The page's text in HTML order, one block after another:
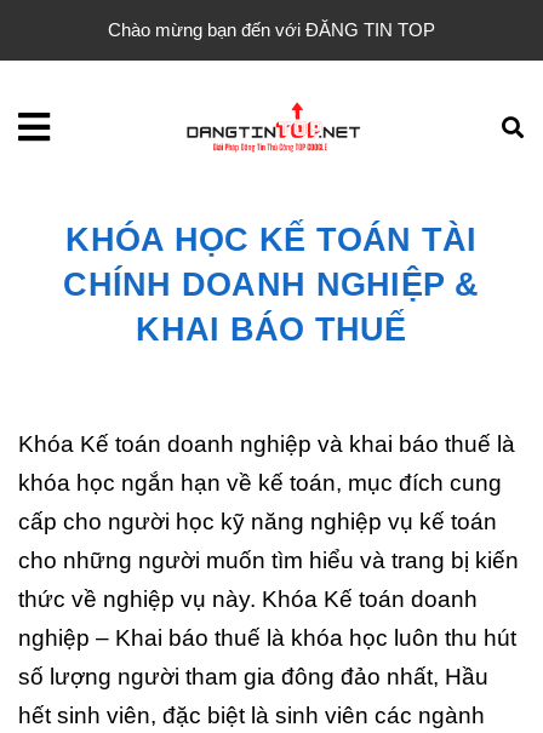
Chào mừng bạn đến với ĐĂNG TIN TOP
KHÓA HỌC KẾ TOÁN TÀI
CHÍNH DOANH NGHIỆP &
KHAI BÁO THUẾ
Khóa Kế toán doanh nghiệp và khai báo thuế là
khóa học ngắn hạn về kế toán, mục đích cung
cấp cho người học kỹ năng nghiệp vụ kế toán
cho những người muốn tìm hiểu và trang bị kiến
thức về nghiệp vụ này. Khóa Kế toán doanh
nghiệp – Khai báo thuế là khóa học luôn thu hút
số lượng người tham gia đông đảo nhất, Hầu
hết sinh viên, đặc biệt là sinh viên các ngành